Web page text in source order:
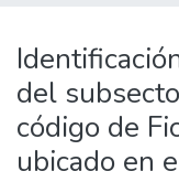
Estad. Externas
Guias ▾
del
código de
ubicado en